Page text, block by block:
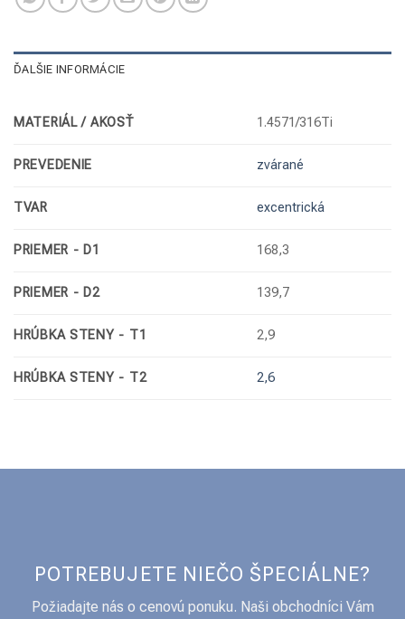
ĎALŠIE INFORMÁCIE
MATERIÁL / AKOSŤ 1.4571/316Ti
PREVEDENIE zvárané
TVAR excentrická
PRIEMER - D1 168,3
PRIEMER - D2 139,7
HRÚBKA STENY - T1 2,9
HRÚBKA STENY - T2 2,6
POTREBUJETE NIEČO ŠPECIÁLNE?
Požiadajte nás o cenovú ponuku. Naši obchodníci Vám